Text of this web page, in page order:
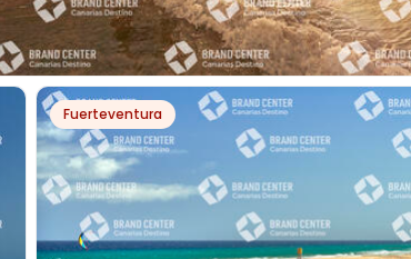
SURFING EN PLAYA DE LAS CANTERAS
Fuerteventura